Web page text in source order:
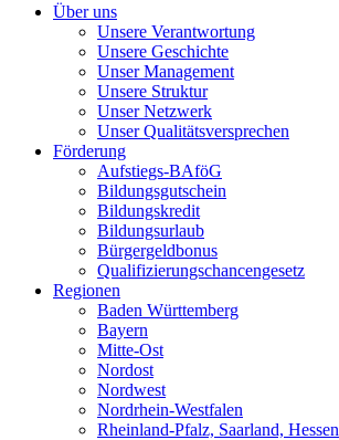
Über uns
Unsere Verantwortung
Unsere Geschichte
Unser Management
Unsere Struktur
Unser Netzwerk
Unser Qualitätsversprechen
Förderung
Aufstiegs-BAföG
Bildungsgutschein
Bildungskredit
Bildungsurlaub
Bürgergeldbonus
Qualifizierungschancengesetz
Regionen
Baden Württemberg
Bayern
Mitte-Ost
Nordost
Nordwest
Nordrhein-Westfalen
Rheinland-Pfalz, Saarland, Hessen